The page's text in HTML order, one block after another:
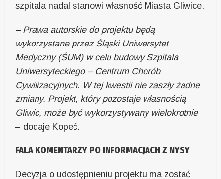
szpitala nadal stanowi własność Miasta Gliwice.
– Prawa autorskie do projektu będą
wykorzystane przez Śląski Uniwersytet
Medyczny (ŚUM) w celu budowy Szpitala
Uniwersyteckiego – Centrum Chorób
Cywilizacyjnych. W tej kwestii nie zaszły żadne
zmiany. Projekt, który pozostaje własnością
Gliwic, może być wykorzystywany wielokrotnie
– dodaje Kopeć.
FALA KOMENTARZY PO INFORMACJACH Z NYSY
Decyzja o udostępnieniu projektu ma zostać